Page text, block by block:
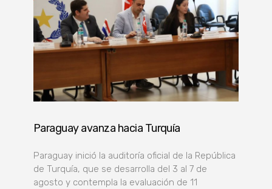
Paraguay avanza hacia Turquía
Paraguay inició la auditoría oficial de la República
de Turquía, que se desarrolla del 3 al 7 de
agosto y contempla la evaluación de 11